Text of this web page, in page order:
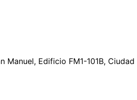
Manuel, Edificio FM1-101B,